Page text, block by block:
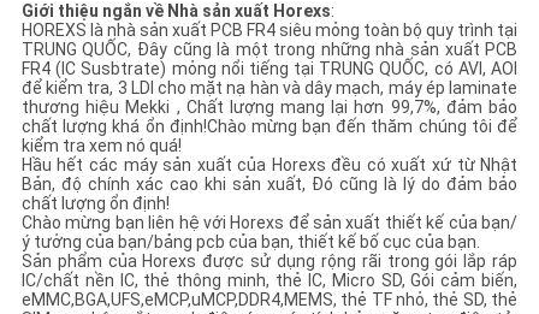
Giới thiệu ngắn về Nhà sản xuất Horexs:
HOREXS là nhà sản xuất PCB FR4 siêu mỏng toàn bộ quy trình tại
TRUNG QUỐC, Đây cũng là một trong những nhà sản xuất PCB
FR4 (IC Susbtrate) mỏng nổi tiếng tại TRUNG QUỐC, có AVI, AOI
để kiểm tra, 3 LDI cho mặt nạ hàn và dây mạch, máy ép laminate
thương hiệu Mekki , Chất lượng mang lại hơn 99,7%, đảm bảo
chất lượng khá ổn định!Chào mừng bạn đến thăm chúng tôi để
kiểm tra xem nó quá!
Hầu hết các máy sản xuất của Horexs đều có xuất xứ từ Nhật
Bản, độ chính xác cao khi sản xuất, Đó cũng là lý do đảm bảo
chất lượng ổn định!
Chào mừng bạn liên hệ với Horexs để sản xuất thiết kế của bạn/
ý tưởng của bạn/bảng pcb của bạn, thiết kế bố cục của bạn.
Sản phẩm của Horexs được sử dụng rộng rãi trong gói lắp ráp
IC/chất nền IC, thẻ thông minh, thẻ IC, Micro SD, Gói cảm biến,
eMMC,BGA,UFS,eMCP,uMCP,DDR4,MEMS, thẻ TF nhỏ, thẻ SD, thẻ